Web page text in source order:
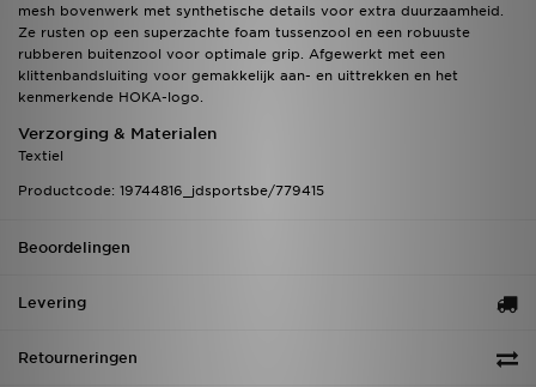
mesh bovenwerk met synthetische details voor extra duurzaamheid.
Ze rusten op een superzachte foam tussenzool en een robuuste
rubberen buitenzool voor optimale grip. Afgewerkt met een
klittenbandsluiting voor gemakkelijk aan- en uittrekken en het
kenmerkende HOKA-logo.
Verzorging & Materialen
Textiel
Productcode: 19744816_jdsportsbe/779415
Beoordelingen
Levering
Retourneringen